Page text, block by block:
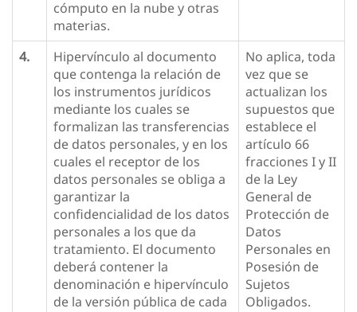
cómputo en la nube y otras
materias.
4.
Hipervínculo al documento
que contenga la relación de
los instrumentos jurídicos
mediante los cuales se
formalizan las transferencias
de datos personales, y en los
cuales el receptor de los
datos personales se obliga a
garantizar la
confidencialidad de los datos
personales a los que da
tratamiento. El documento
deberá contener la
denominación e hipervínculo
de la versión pública de cada
No aplica, toda
vez que se
actualizan los
supuestos que
establece el
artículo 66
fracciones I y II
de la Ley
General de
Protección de
Datos
Personales en
Posesión de
Sujetos
Obligados.